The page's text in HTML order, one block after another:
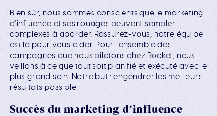
Bien sûr, nous sommes conscients que le marketing
d’influence et ses rouages peuvent sembler
complexes à aborder. Rassurez-vous, notre équipe
est là pour vous aider. Pour l’ensemble des
campagnes que nous pilotons chez Rocket, nous
veillons à ce que tout soit planifié et exécuté avec le
plus grand soin. Notre but : engendrer les meilleurs
résultats possible!
Succès du marketing d’influence